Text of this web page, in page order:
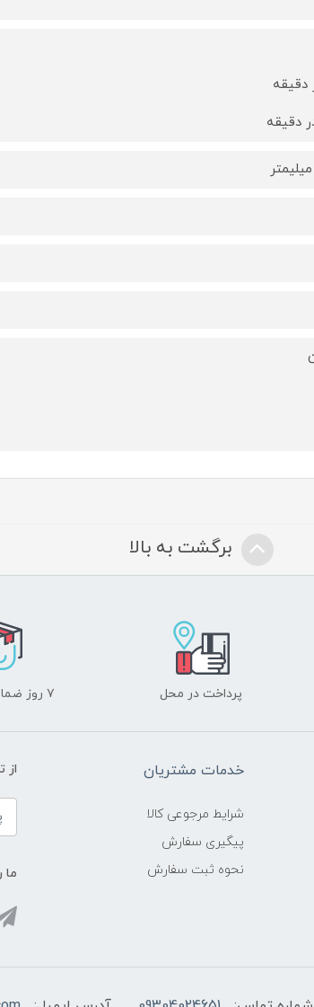
برگشت به بالا
پرداخت در محل ۷ روز ضمانت بازگشت
خدمات مشتریان
شرایط مرجوعی کالا
پیگیری سفارش
نحوه ثبت سفارش
از
ما